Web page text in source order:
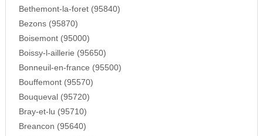
Bethemont-la-foret (95840)
Bezons (95870)
Boisemont (95000)
Boissy-l-aillerie (95650)
Bonneuil-en-france (95500)
Bouffemont (95570)
Bouqueval (95720)
Bray-et-lu (95710)
Breancon (95640)